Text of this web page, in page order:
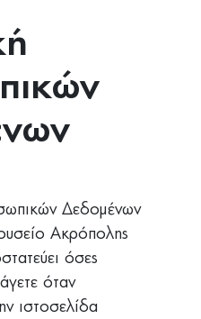
Δεδομένων
Ακρόπολης
όσες
όταν
ιστοσελίδα